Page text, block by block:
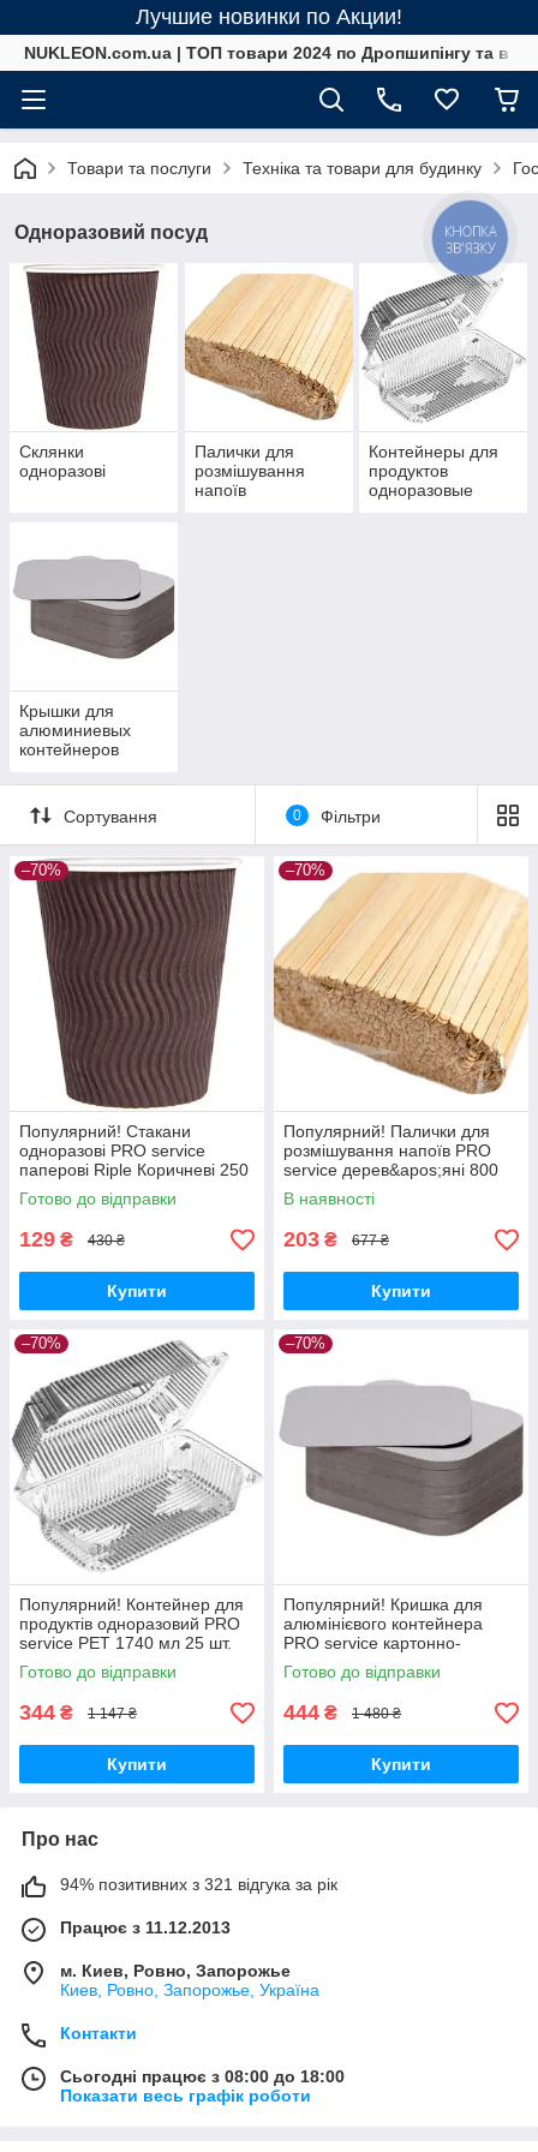
Лучшие новинки по Акции!
NUKLEON.com.ua | ТОП товари 2024 по Дропшипінгу та в
Товари та послуги Техніка та товари для будинку
Одноразовий посуд
Склянки
одноразові
Палички для
розмішування
напоїв
Контейнеры для
продуктов
одноразовые
Крышки для
алюминиевых
контейнеров
Сортування 0 Фільтри
–70%
Популярний! Стакани
одноразові PRO service
паперові Riple Коричневі 250
мл 20 шт. (4823071635003) -
Краща якість тільки на
Готово до відправки
129 ₴ 430 ₴
Купити
–70%
Популярний! Палички для
розмішування напоїв PRO
service дерев&apos;яні 800
шт. (4823071632224) - Краща
якість тільки на
В наявності
203 ₴ 677 ₴
Купити
–70%
Популярний! Контейнер для
продуктів одноразовий PRO
service PET 1740 мл 25 шт.
(4823071631340) - Краща
якість тільки на
Готово до відправки
344 ₴ 1 147 ₴
Купити
–70%
Популярний! Кришка для
алюмінієвого контейнера
PRO service картонно-
алюмінієва SP88L 50 шт.
(4823071632378) - Краща
Готово до відправки
444 ₴ 1 480 ₴
Купити
Про нас
94% позитивних з 321 відгука за рік
Працює з 11.12.2013
м. Киев, Ровно, Запорожье
Киев, Ровно, Запорожье, Україна
Контакти
Сьогодні працює з 08:00 до 18:00
Показати весь графік роботи
КНОПКА
ЗВ'ЯЗКУ